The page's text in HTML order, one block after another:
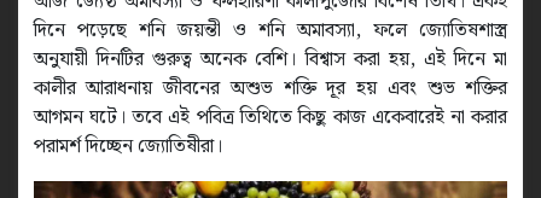
দিনে পড়েছে শনি জয়ন্তী ও শনি অমাবস্যা, ফলে জ্যোতিষশাস্ত্র
অনুযায়ী দিনটির গুরুত্ব অনেক বেশি। বিশ্বাস করা হয়, এই দিনে মা
কালীর আরাধনায় জীবনের অশুভ শক্তি দূর হয় এবং শুভ শক্তির
আগমন ঘটে। তবে এই পবিত্র তিথিতে কিছু কাজ একেবারেই না করার
পরামর্শ দিচ্ছেন জ্যোতিষীরা।